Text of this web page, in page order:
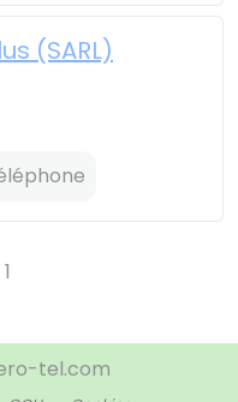
(SARL)
tel.com